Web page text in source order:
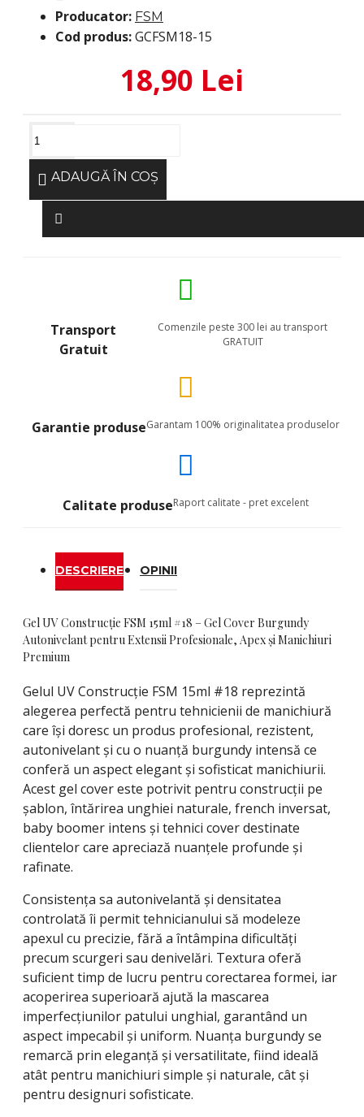
Producator: FSM
Cod produs:GCFSM18-15
18,90 Lei
ADAUGĂ ÎN COŞ
Transport
Gratuit
Comenzile peste 300 lei au transport
GRATUIT
Garantie produseGarantam 100% originalitatea produselor
Calitate produseRaport calitate - pret excelent
DESCRIERE OPINII
Gel UV Construcție FSM 15ml #18 – Gel Cover Burgundy
Autonivelant pentru Extensii Profesionale, Apex și Manichiuri
Premium
Gelul UV Construcție FSM 15ml #18 reprezintă
alegerea perfectă pentru tehnicienii de manichiură
care își doresc un produs profesional, rezistent,
autonivelant și cu o nuanță burgundy intensă ce
conferă un aspect elegant și sofisticat manichiurii.
Acest gel cover este potrivit pentru construcții pe
șablon, întărirea unghiei naturale, french inversat,
baby boomer intens și tehnici cover destinate
clientelor care apreciază nuanțele profunde și
rafinate.
Consistența sa autonivelantă și densitatea
controlată îi permit tehnicianului să modeleze
apexul cu precizie, fără a întâmpina dificultăți
precum scurgeri sau denivelări. Textura oferă
suficient timp de lucru pentru corectarea formei, iar
acoperirea superioară ajută la mascarea
imperfecțiunilor patului unghial, garantând un
aspect impecabil și uniform. Nuanța burgundy se
remarcă prin eleganță și versatilitate, fiind ideală
atât pentru manichiuri simple și naturale, cât și
pentru designuri sofisticate.